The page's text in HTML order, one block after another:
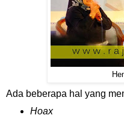
Ada beberapa hal yang
Hoax